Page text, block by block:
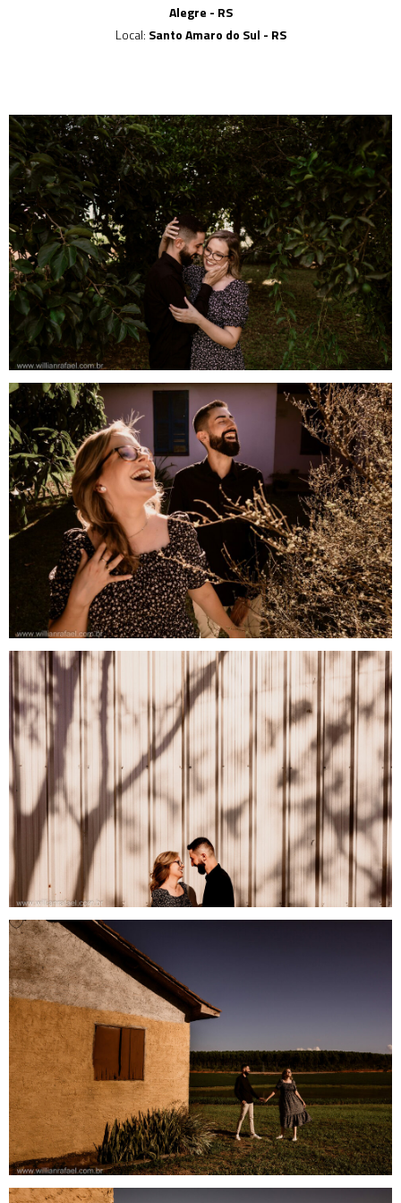
Alegre - RS
Local: Santo Amaro do Sul - RS